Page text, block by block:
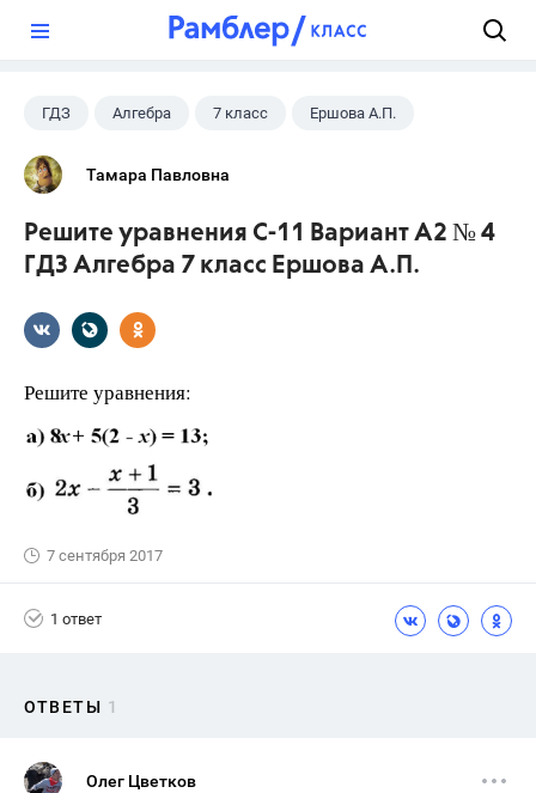
ГДЗ Алгебра 7 класс Ершова А.П.
Тамара Павловна
Решите уравнения С-11 Вариант А2 № 4
ГДЗ Алгебра 7 класс Ершова А.П.
Решите уравнения:
7 сентября 2017
1 ответ
ОТВЕТЫ 1
Олег Цветков